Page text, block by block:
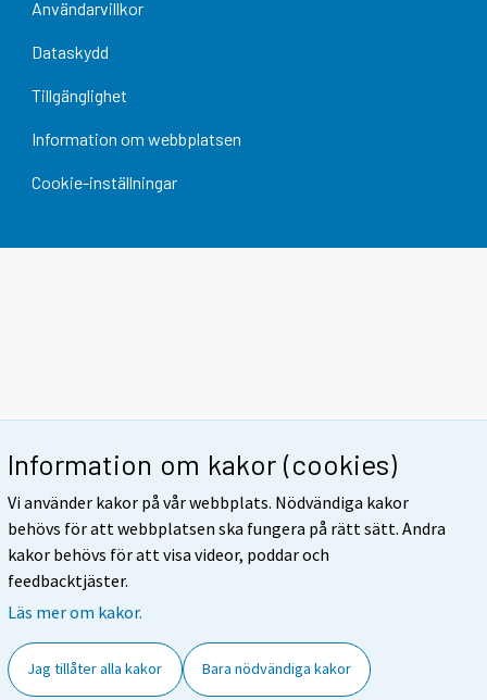
Information om kakor (cookies)
Vi använder kakor på vår webbplats. Nödvändiga kakor
behövs för att webbplatsen ska fungera på rätt sätt. Andra
kakor behövs för att visa videor, poddar och
feedbacktjäster.
Läs mer om kakor.
Jag tillåter alla kakor Bara nödvändiga kakor
Användarvillkor
Dataskydd
Tillgänglighet
Information om webbplatsen
Cookie-inställningar